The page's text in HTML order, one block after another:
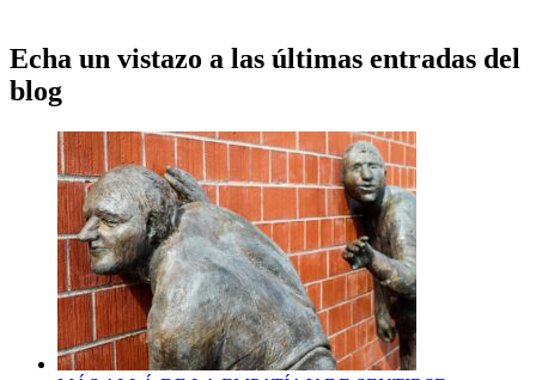
Echa un vistazo a las últimas entradas del
blog